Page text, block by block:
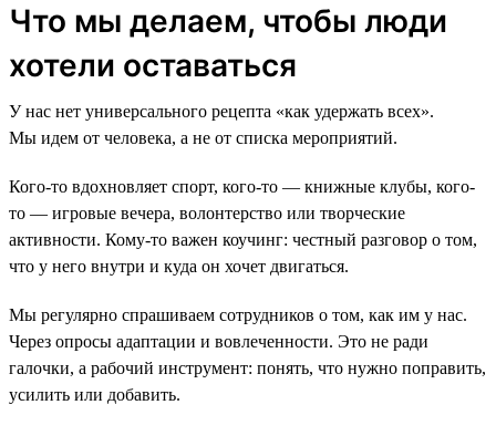
Что мы делаем, чтобы люди
хотели оставаться
У нас нет универсального рецепта «как удержать всех».
Мы идем от человека, а не от списка мероприятий.
Кого-то вдохновляет спорт, кого-то — книжные клубы, кого-
то — игровые вечера, волонтерство или творческие
активности. Кому-то важен коучинг: честный разговор о том,
что у него внутри и куда он хочет двигаться.
Мы регулярно спрашиваем сотрудников о том, как им у нас.
Через опросы адаптации и вовлеченности. Это не ради
галочки, а рабочий инструмент: понять, что нужно поправить,
усилить или добавить.